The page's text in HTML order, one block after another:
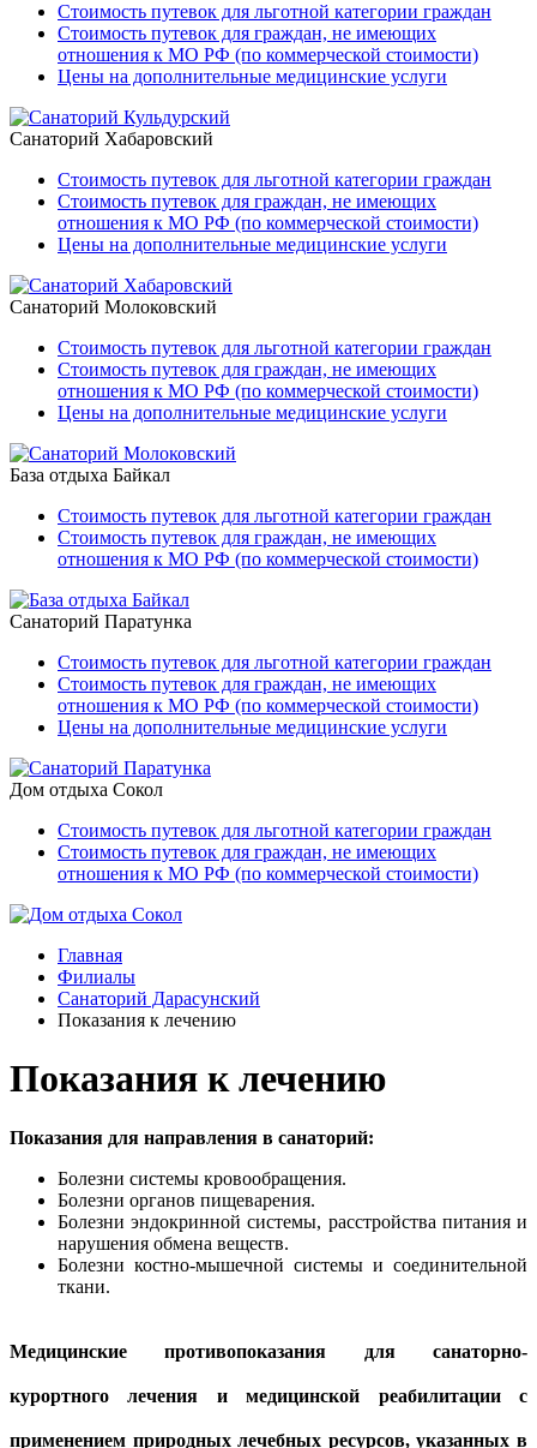
Стоимость путевок для льготной категории граждан
Стоимость путевок для граждан, не имеющих
отношения к МО РФ (по коммерческой стоимости)
Цены на дополнительные медицинские услуги
Санаторий Хабаровский
Стоимость путевок для льготной категории граждан
Стоимость путевок для граждан, не имеющих
отношения к МО РФ (по коммерческой стоимости)
Цены на дополнительные медицинские услуги
Санаторий Молоковский
Стоимость путевок для льготной категории граждан
Стоимость путевок для граждан, не имеющих
отношения к МО РФ (по коммерческой стоимости)
Цены на дополнительные медицинские услуги
База отдыха Байкал
Стоимость путевок для льготной категории граждан
Стоимость путевок для граждан, не имеющих
отношения к МО РФ (по коммерческой стоимости)
Санаторий Паратунка
Стоимость путевок для льготной категории граждан
Стоимость путевок для граждан, не имеющих
отношения к МО РФ (по коммерческой стоимости)
Цены на дополнительные медицинские услуги
Дом отдыха Сокол
Стоимость путевок для льготной категории граждан
Стоимость путевок для граждан, не имеющих
отношения к МО РФ (по коммерческой стоимости)
Главная
Филиалы
Санаторий Дарасунский
Показания к лечению
Показания к лечению
Показания для направления в санаторий:
Болезни системы кровообращения.
Болезни органов пищеварения.
Болезни эндокринной системы, расстройства питания и
нарушения обмена веществ.
Болезни костно-мышечной системы и соединительной
ткани.
Медицинские противопоказания для санаторно-
курортного лечения и медицинской реабилитации с
применением природных лечебных ресурсов, указанных в